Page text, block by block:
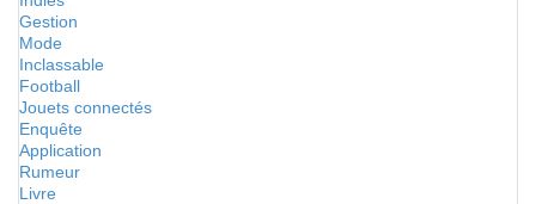
Gestion
Mode
Inclassable
Football
Jouets connectés
Enquête
Application
Rumeur
Livre